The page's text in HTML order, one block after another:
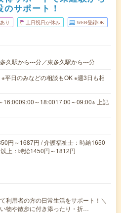
サポート！
り 土日祝日が休み WEB登録OK
久駅から---分／東多久駅から---分
平日のみなどの相談もOK ※週3日も相
16:0009:00～18:0017:00～09:00※ 上記
円～1687円 / 介護福祉士：時給1650
上：時給1450円～1812円
利用者の方の日常生活をサポート！＼
物や散歩に付き添ったり・折…